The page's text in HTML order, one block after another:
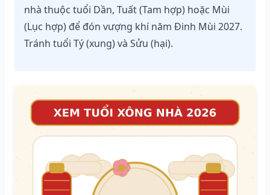
nhà thuộc tuổi Dần, Tuất (Tam hợp) hoặc Mùi
(Lục hợp) để đón vượng khí năm Đinh Mùi 2027.
Tránh tuổi Tý (xung) và Sửu (hại).